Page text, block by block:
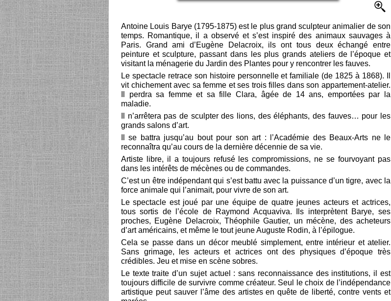
Antoine Louis Barye (1795-1875) est le plus grand sculpteur animalier de son
temps. Romantique, il a observé et s’est inspiré des animaux sauvages à
Paris. Grand ami d’Eugène Delacroix, ils ont tous deux échangé entre
peinture et sculpture, passant dans les plus grands ateliers de l’époque et
visitant la ménagerie du Jardin des Plantes pour y rencontrer les fauves.
Le spectacle retrace son histoire personnelle et familiale (de 1825 à 1868). Il
vit chichement avec sa femme et ses trois filles dans son appartement-atelier.
Il perdra sa femme et sa fille Clara, âgée de 14 ans, emportées par la
maladie.
Il n’arrêtera pas de sculpter des lions, des éléphants, des fauves… pour les
grands salons d’art.
Il se battra jusqu’au bout pour son art : l’Académie des Beaux-Arts ne le
reconnaîtra qu’au cours de la dernière décennie de sa vie.
Artiste libre, il a toujours refusé les compromissions, ne se fourvoyant pas
dans les intérêts de mécènes ou de commandes.
C’est un être indépendant qui s’est battu avec la puissance d’un tigre, avec la
force animale qui l’animait, pour vivre de son art.
Le spectacle est joué par une équipe de quatre jeunes acteurs et actrices,
tous sortis de l’école de Raymond Acquaviva. Ils interprètent Barye, ses
proches, Eugène Delacroix, Théophile Gautier, un mécène, des acheteurs
d’art américains, et même le tout jeune Auguste Rodin, à l’épilogue.
Cela se passe dans un décor meublé simplement, entre intérieur et atelier.
Sans grimage, les acteurs et actrices ont des physiques d’époque très
crédibles. Jeu et mise en scène sobres.
Le texte traite d’un sujet actuel : sans reconnaissance des institutions, il est
toujours difficile de survivre comme créateur. Seul le choix de l’indépendance
artistique peut sauver l’âme des artistes en quête de liberté, contre vents et